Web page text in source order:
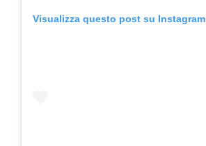
Visualizza questo post su Instagram